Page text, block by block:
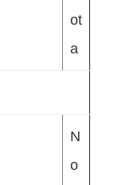
ot
a
N
o